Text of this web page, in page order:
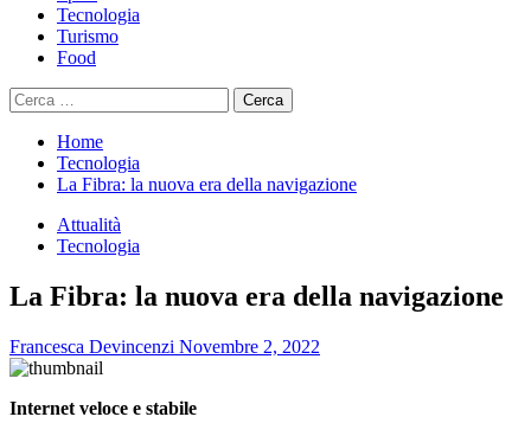
Tecnologia
Turismo
Food
Ricerca
per:
Home
Tecnologia
La Fibra: la nuova era della navigazione
Attualità
Tecnologia
La Fibra: la nuova era della navigazione
Francesca Devincenzi Novembre 2, 2022
Internet veloce e stabile